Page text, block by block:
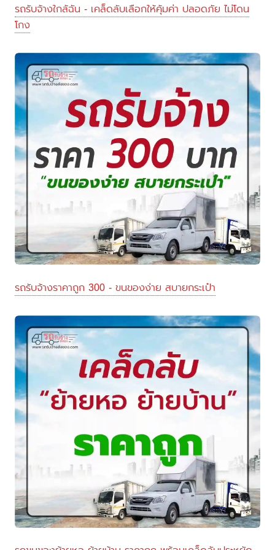
รถรับจ้างใกล้ฉัน - เคล็ดลับเลือกให้คุ้มค่า ปลอดภัย ไม่โดน
โกง
รถรับจ้างราคาถูก 300 - ขนของง่าย สบายกระเป๋า